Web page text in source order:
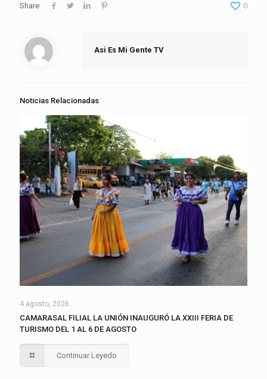
Share 0
Asi Es Mi Gente TV
Noticias Relacionadas
4 agosto, 2026
CAMARASAL FILIAL LA UNIÓN INAUGURÓ LA XXIII FERIA DE
TURISMO DEL 1 AL 6 DE AGOSTO
Continuar Leyedo